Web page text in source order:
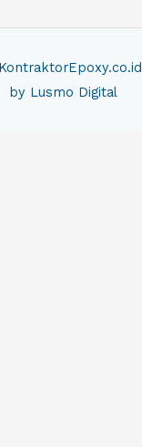
KontraktorEpoxy.co.id
by Lusmo Digital